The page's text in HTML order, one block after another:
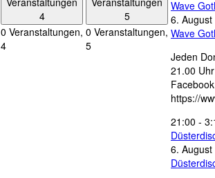
4
0 Veranstaltungen,
4
5
0 Veranstaltungen,
5
Wave
6.
Wave
Jeden
21.00
https://
21:00 -
6.